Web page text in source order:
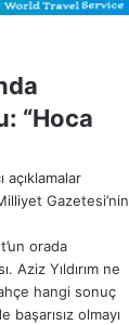
“Hoca
açıklamalar
Gazetesi’nin
orada
Aziz Yıldırım ne
hangi sonuç
başarısız olmayı